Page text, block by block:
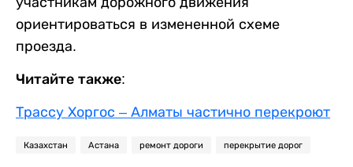
ориентироваться в измененной схеме
проезда.
Читайте также:
Трассу Хоргос – Алматы частично перекроют
Казахстан Астана ремонт дороги перекрытие дорог